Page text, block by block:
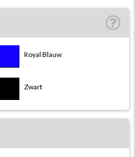
Royal Blauw
Zwart